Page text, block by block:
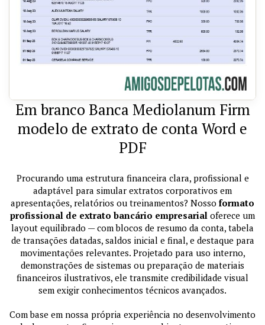
Em branco Banca Mediolanum Firm
modelo de extrato de conta Word e
PDF
Procurando uma estrutura financeira clara, profissional e
adaptável para simular extratos corporativos em
apresentações, relatórios ou treinamentos? Nosso formato
profissional de extrato bancário empresarial oferece um
layout equilibrado — com blocos de resumo da conta, tabela
de transações datadas, saldos inicial e final, e destaque para
movimentações relevantes. Projetado para uso interno,
demonstrações de sistemas ou preparação de materiais
financeiros ilustrativos, ele transmite credibilidade visual
sem exigir conhecimentos técnicos avançados.
Com base em nossa própria experiência no desenvolvimento